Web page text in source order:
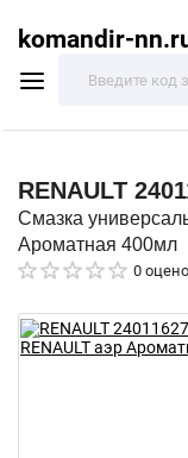
komandir-
RENAULT
Смазка
Ароматная 400мл
0